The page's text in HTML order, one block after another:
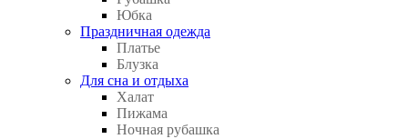
Юбка
Праздничная одежда
Платье
Блузка
Для сна и отдыха
Халат
Пижама
Ночная рубашка